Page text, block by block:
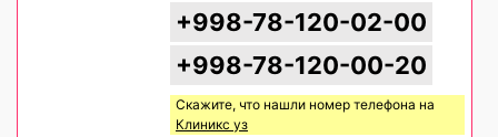
+998-78-120-02-00
+998-78-120-00-20
Скажите, что нашли номер телефона на
Клиникс уз